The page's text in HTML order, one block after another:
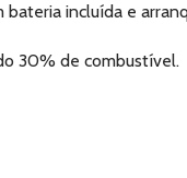
incluída e
30% de combustível.